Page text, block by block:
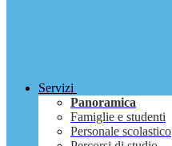
Servizi
Panoramica
Famiglie e studenti
Personale scolastico